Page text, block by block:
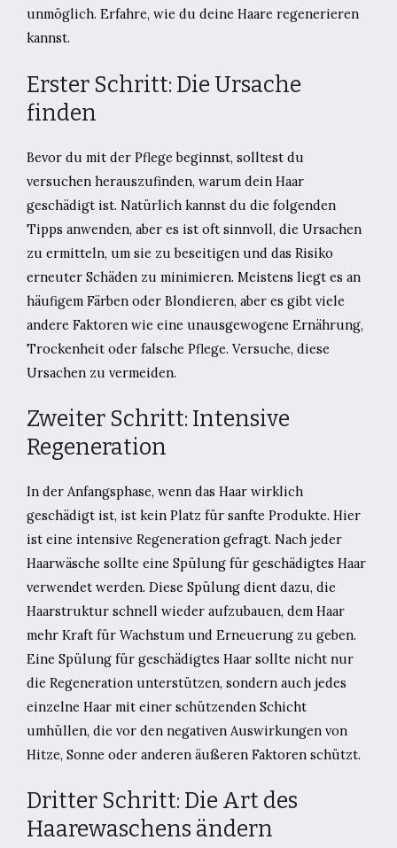
unmöglich. Erfahre, wie du deine Haare regenerieren
kannst.
Erster Schritt: Die Ursache
finden
Bevor du mit der Pflege beginnst, solltest du
versuchen herauszufinden, warum dein Haar
geschädigt ist. Natürlich kannst du die folgenden
Tipps anwenden, aber es ist oft sinnvoll, die Ursachen
zu ermitteln, um sie zu beseitigen und das Risiko
erneuter Schäden zu minimieren. Meistens liegt es an
häufigem Färben oder Blondieren, aber es gibt viele
andere Faktoren wie eine unausgewogene Ernährung,
Trockenheit oder falsche Pflege. Versuche, diese
Ursachen zu vermeiden.
Zweiter Schritt: Intensive
Regeneration
In der Anfangsphase, wenn das Haar wirklich
geschädigt ist, ist kein Platz für sanfte Produkte. Hier
ist eine intensive Regeneration gefragt. Nach jeder
Haarwäsche sollte eine Spülung für geschädigtes Haar
verwendet werden. Diese Spülung dient dazu, die
Haarstruktur schnell wieder aufzubauen, dem Haar
mehr Kraft für Wachstum und Erneuerung zu geben.
Eine Spülung für geschädigtes Haar sollte nicht nur
die Regeneration unterstützen, sondern auch jedes
einzelne Haar mit einer schützenden Schicht
umhüllen, die vor den negativen Auswirkungen von
Hitze, Sonne oder anderen äußeren Faktoren schützt.
Dritter Schritt: Die Art des
Haarewaschens ändern